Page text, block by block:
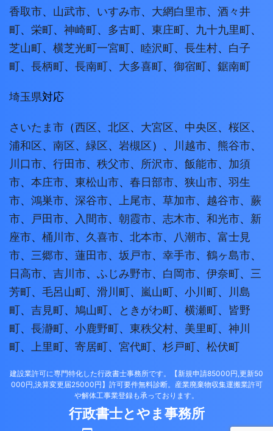
香取市、 山武市、 いすみ市、 大網白里市、 酒々井
町、 栄町、 神崎町、 多古町、 東庄町、 九十九里町、
芝山町、 横芝光町一宮町、 睦沢町、 長生村、 白子
町、 長柄町、 長南町、 大多喜町、 御宿町、 鋸南町
埼玉県対応
さいたま市 （西区、 北区、 大宮区、 中央区、 桜区、
浦和区、 南区、 緑区、 岩槻区）、 川越市、 熊谷市、
川口市、 行田市、 秩父市、 所沢市、 飯能市、 加須
市、 本庄市、 東松山市、 春日部市、 狭山市、 羽生
市、 鴻巣市、 深谷市、 上尾市、 草加市、 越谷市、 蕨
市、 戸田市、 入間市、 朝霞市、 志木市、 和光市、 新
座市、 桶川市、 久喜市、 北本市、 八潮市、 富士見
市、 三郷市、 蓮田市、 坂戸市、 幸手市、 鶴ヶ島市、
日高市、 吉川市、 ふじみ野市、 白岡市、 伊奈町、 三
芳町、 毛呂山町、 滑川町、 嵐山町、 小川町、
川島
町、 吉見町、 鳩山町、 ときがわ町、 横瀬町、 皆野
町、 長瀞町、 小鹿野町、 東秩父村、 美里町、 神川
町、 上里町、 寄居町、 宮代町、 杉戸町、 松伏町
建設業許可に専門特化した行政書士事務所です。【新規申請85000円,更新50
000円,決算変更届25000円】許可要件無料診断。産業廃棄物収集運搬業許可
や解体工事業登録も承っております。
行政書士とやま事務所